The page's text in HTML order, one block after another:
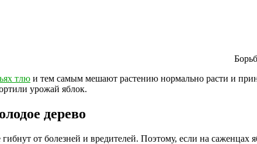
тлю и тем самым мешают растению нормально расти и
урожай яблок.
дерево
от болезней и вредителей. Поэтому, если на саженцах